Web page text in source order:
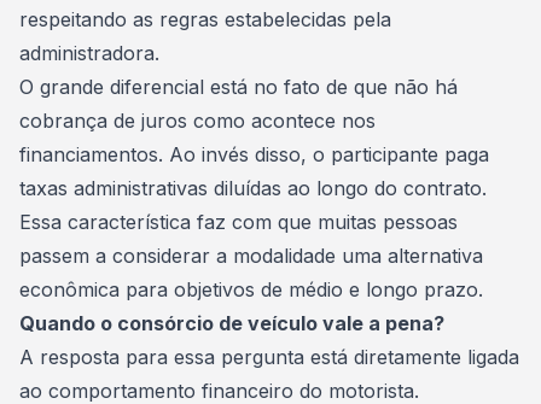
respeitando as regras estabelecidas pela
administradora.
O grande diferencial está no fato de que não há
cobrança de juros como acontece nos
financiamentos. Ao invés disso, o participante paga
taxas administrativas diluídas ao longo do contrato.
Essa característica faz com que muitas pessoas
passem a considerar a modalidade uma alternativa
econômica para objetivos de médio e longo prazo.
Quando o consórcio de veículo vale a pena?
A resposta para essa pergunta está diretamente ligada
ao comportamento financeiro do motorista.